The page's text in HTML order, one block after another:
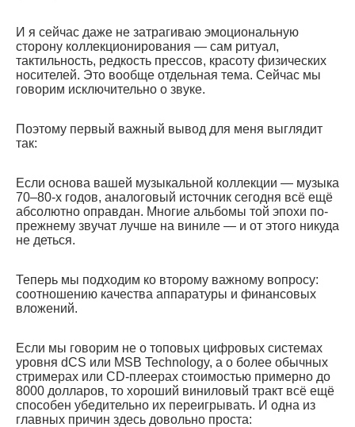
И я сейчас даже не затрагиваю эмоциональную
сторону коллекционирования — сам ритуал,
тактильность, редкость прессов, красоту физических
носителей. Это вообще отдельная тема. Сейчас мы
говорим исключительно о звуке.
Поэтому первый важный вывод для меня выглядит
так:
Если основа вашей музыкальной коллекции — музыка
70–80-х годов, аналоговый источник сегодня всё ещё
абсолютно оправдан. Многие альбомы той эпохи по-
прежнему звучат лучше на виниле — и от этого никуда
не деться.
Теперь мы подходим ко второму важному вопросу:
соотношению качества аппаратуры и финансовых
вложений.
Если мы говорим не о топовых цифровых системах
уровня dCS или MSB Technology, а о более обычных
стримерах или CD-плеерах стоимостью примерно до
8000 долларов, то хороший виниловый тракт всё ещё
способен убедительно их переигрывать. И одна из
главных причин здесь довольно проста: